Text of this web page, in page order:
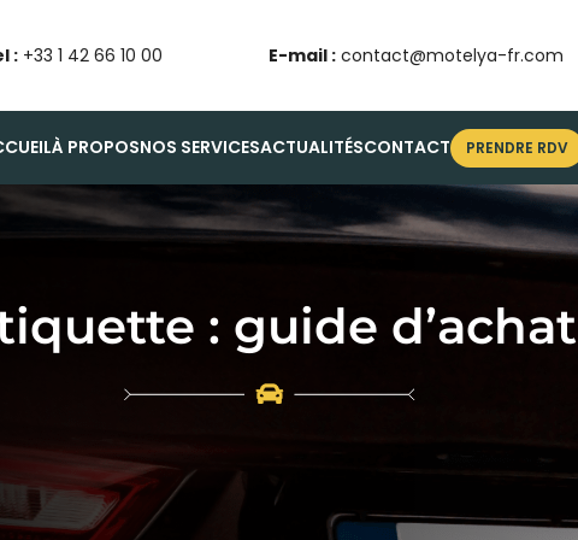
:+33 1 42 66 10 00 E-mail : contact@motelya-fr.com
À PROPOSNOS SERVICESACTUALITÉSCONTACT PRENDRE RDV
: guide d’achat